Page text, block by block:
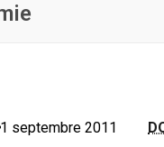
1 septembre 2011